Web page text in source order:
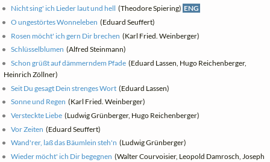
Nicht sing' ich Lieder laut und hell (Theodore Spiering) ENG
O ungestörtes Wonneleben (Eduard Seuffert)
Rosen möcht' ich gern Dir brechen (Karl Fried. Weinberger)
Schlüsselblumen (Alfred Steinmann)
Schon grüßt auf dämmerndem Pfade (Eduard Lassen, Hugo Reichenberger,
Heinrich Zöllner)
Seit Du gesagt Dein strenges Wort (Eduard Lassen)
Sonne und Regen (Karl Fried. Weinberger)
Versteckte Liebe (Ludwig Grünberger, Hugo Reichenberger)
Vor Zeiten (Eduard Seuffert)
Wand'rer, laß das Bäumlein steh'n (Ludwig Grünberger)
Wieder möcht' ich Dir begegnen (Walter Courvoisier, Leopold Damrosch, Joseph